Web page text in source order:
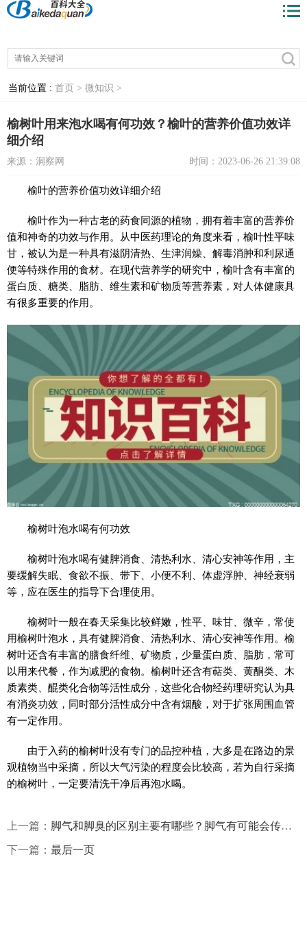
当前位置 : 首页 > 微知识 >
榆树叶用来泡水喝有何功效？榆叶的营养价值功效详
细介绍
来源：洞察网 时间：2023-06-26 21:39:08
榆叶的营养价值功效详细介绍
榆叶作为一种古老的药食同源的植物，拥有着丰富的营养价
值和神奇的功效与作用。从中医药理论的角度来看，榆叶性平味
甘，被认为是一种具有滋阴清热、生津润燥、解毒消肿和利尿通
便等特殊作用的食材。在现代营养学的研究中，榆叶含有丰富的
蛋白质、糖类、脂肪、维生素和矿物质等营养素，对人体健康具
有很多重要的作用。
榆树叶泡水喝有何功效
榆树叶泡水喝有健脾消食、清热利水、清心安神等作用，主
要缓解失眠、食欲不振、带下、小便不利、体虚浮肿、神经衰弱
等，应在医生的指导下合理使用。
榆树叶一般在春天采集比较鲜嫩，性平、味甘、微辛，常使
用榆树叶泡水，具有健脾消食、清热利水、清心安神等作用。榆
树叶还含有丰富的膳食纤维、矿物质，少量蛋白质、脂肪，常可
以用来代餐，作为减肥的食物。榆树叶还含有萜类、黄酮类、木
质素类、醌类化合物等活性成分，这些化合物经药理研究认为具
有消炎功效，同时部分活性成分中含有烟酸，对于扩张周围血管
有一定作用。
由于入药的榆树叶没有专门的品控种植，大多是在路边的景
观植物当中采摘，所以大气污染的程度会比较高，若为自行采摘
的榆树叶，一定要清洗干净后再泡水喝。
上一篇： 脚气和脚臭的区别主要有哪些？脚气有可能会传染到手上吗？
下一篇： 最后一页